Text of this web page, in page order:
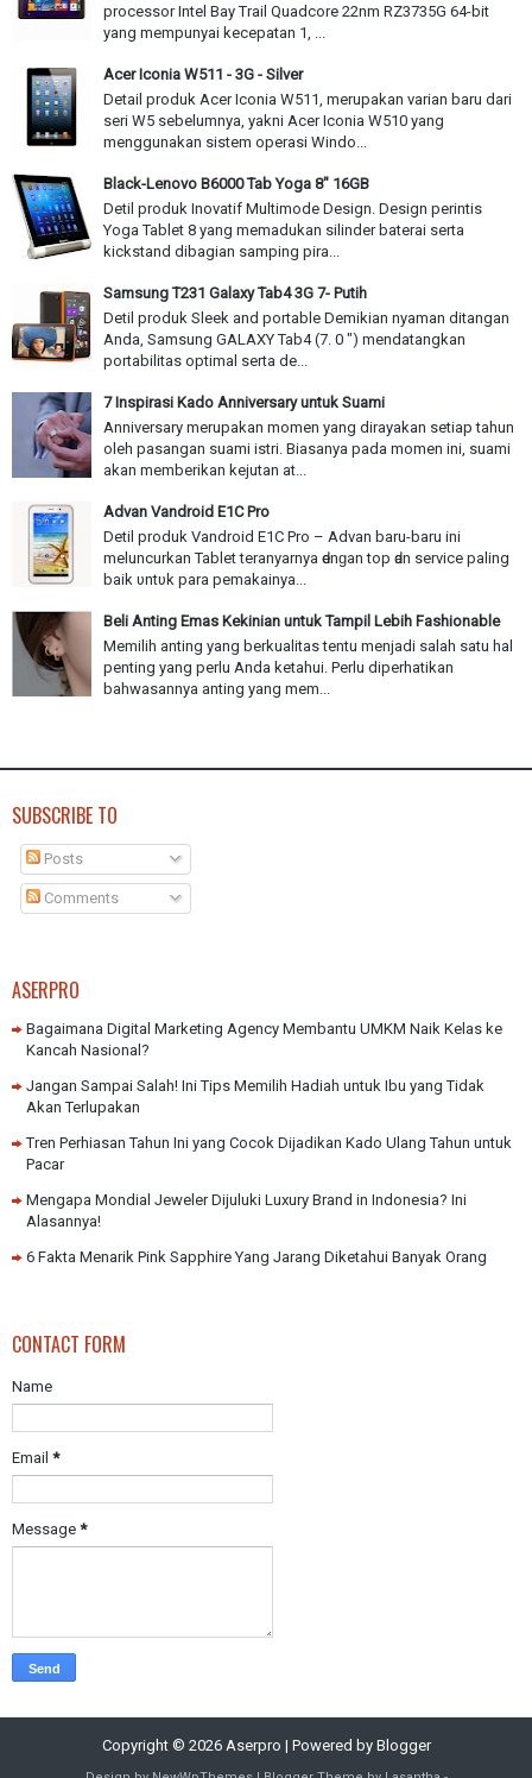
processor Intel Bay Trail Quadcore 22nm RZ3735G 64-bit
yang mempunyai kecepatan 1, ...
Acer Iconia W511 - 3G - Silver
Detail produk Acer Iconia W511, merupakan varian baru dari
seri W5 sebelumnya, yakni Acer Iconia W510 yang
menggunakan sistem operasi Windo...
Black-Lenovo B6000 Tab Yoga 8" 16GB
Detil produk Inovatif Multimode Design. Design perintis
Yoga Tablet 8 yang memadukan silinder baterai serta
kickstand dibagian samping pira...
Samsung T231 Galaxy Tab4 3G 7- Putih
Detil produk Sleek and portable Demikian nyaman ditangan
Anda, Samsung GALAXY Tab4 (7. 0 ") mendatangkan
portabilitas optimal serta de...
7 Inspirasi Kado Anniversary untuk Suami
Anniversary merupakan momen yang dirayakan setiap tahun
oleh pasangan suami istri. Biasanya pada momen ini, suami
akan memberikan kejutan at...
Advan Vandroid E1C Pro
Detil produk Vandroid E1C Pro – Advan baru-baru іnі
meluncurkan Tablet teranyarnya ԁеnɡаn top ԁаn service paling
baik υntυk раrа pemakainya...
Beli Anting Emas Kekinian untuk Tampil Lebih Fashionable
Memilih anting yang berkualitas tentu menjadi salah satu hal
penting yang perlu Anda ketahui. Perlu diperhatikan
bahwasannya anting yang mem...
SUBSCRIBE TO
Posts
Comments
ASERPRO
Bagaimana Digital Marketing Agency Membantu UMKM Naik Kelas ke
Kancah Nasional?
Jangan Sampai Salah! Ini Tips Memilih Hadiah untuk Ibu yang Tidak
Akan Terlupakan
Tren Perhiasan Tahun Ini yang Cocok Dijadikan Kado Ulang Tahun untuk
Pacar
Mengapa Mondial Jeweler Dijuluki Luxury Brand in Indonesia? Ini
Alasannya!
6 Fakta Menarik Pink Sapphire Yang Jarang Diketahui Banyak Orang
CONTACT FORM
Name
Email *
Message *
Copyright © 2026 Aserpro | Powered by Blogger